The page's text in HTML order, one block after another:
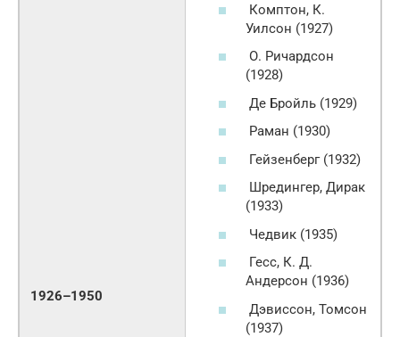
1926–1950
Комптон, К.
Уилсон (1927)
О. Ричардсон
(1928)
Де Бройль (1929)
Раман (1930)
Гейзенберг (1932)
Шредингер, Дирак
(1933)
Чедвик (1935)
Гесс, К. Д.
Андерсон (1936)
Дэвиссон, Томсон
(1937)